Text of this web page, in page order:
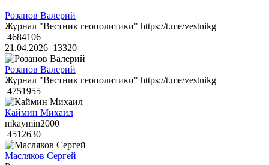
Розанов Валерий
Журнал "Вестник геополитики" https://t.me/vestnikg
4684106
21.04.2026 13320
Розанов Валерий
Журнал "Вестник геополитики" https://t.me/vestnikg
4751955
Каймин Михаил
mkaymin2000
4512630
Масляков Сергей